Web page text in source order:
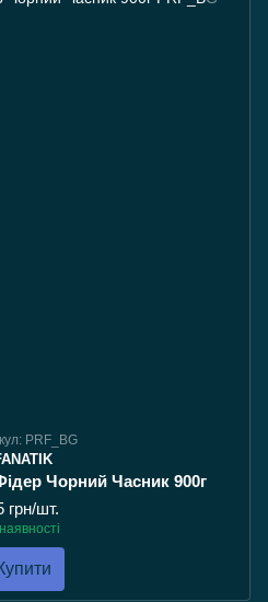
PRF_BG
Чорний Часник 900г
грн/шт.